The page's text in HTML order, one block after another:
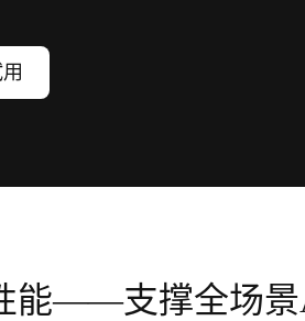
能——支撑全场